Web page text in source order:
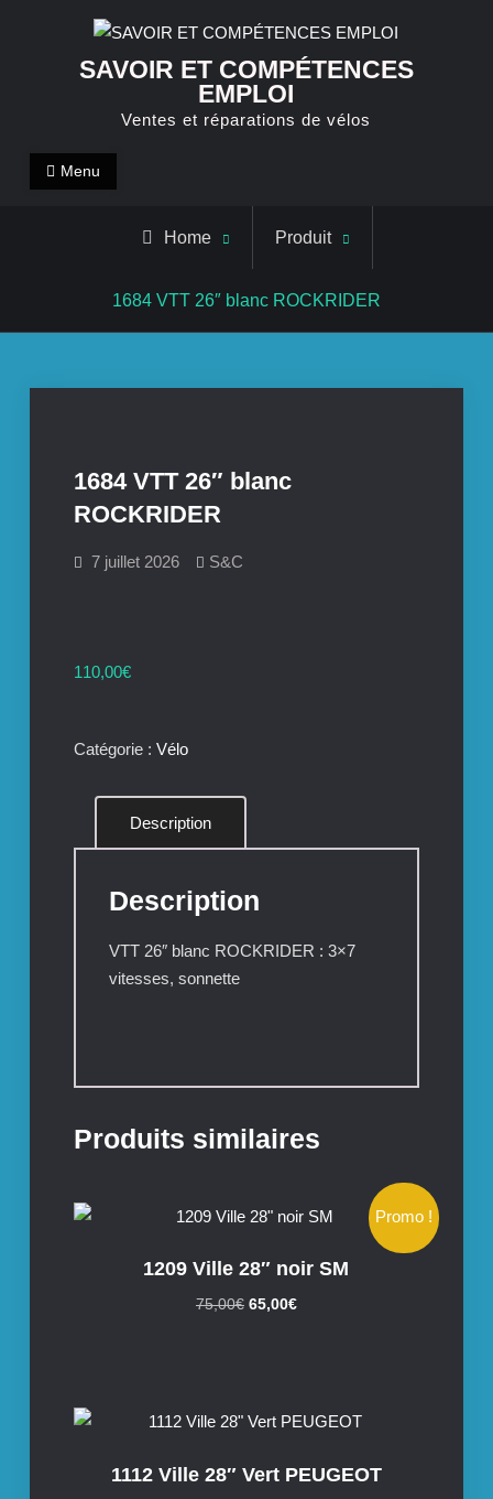
SAVOIR ET COMPÉTENCES
EMPLOI
Ventes et réparations de vélos
Menu
Home Produit
1684 VTT 26″ blanc ROCKRIDER
1684 VTT 26″ blanc
ROCKRIDER
7 juillet 2026 S&C
110,00€
Catégorie : Vélo
Description
Description
VTT 26″ blanc ROCKRIDER : 3×7
vitesses, sonnette
Produits similaires
Promo !
1209 Ville 28″ noir SM
75,00€ Le
65,00€Le
1112 Ville 28″ Vert PEUGEOT